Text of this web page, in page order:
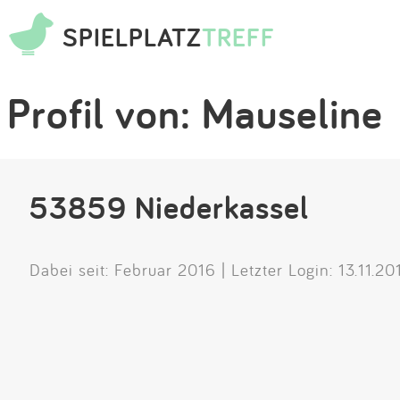
SPIELPLATZTREFF
Profil von: Mauseline
53859 Niederkassel
Dabei seit: Februar 2016 | Letzter Login: